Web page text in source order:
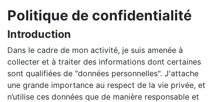
Politique de confidentialité
Introduction
Dans le cadre de mon activité, je suis amenée à
collecter et à traiter des informations dont certaines
sont qualifiées de "données personnelles". J'attache
une grande importance au respect de la vie privée, et
n’utilise ces données que de manière responsable et